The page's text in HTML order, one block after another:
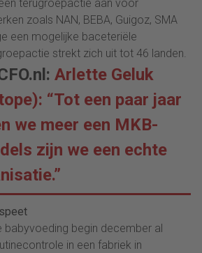
terugroepactie aan voor
zoals NAN, BEBA, Guigoz, SMA
een mogelijke baceteriële
strekt zich uit tot 46 landen.
Arlette Geluk
“Tot een paar jaar
we meer een MKB-
zijn we een echte
babyvoeding begin december al
in een fabriek in